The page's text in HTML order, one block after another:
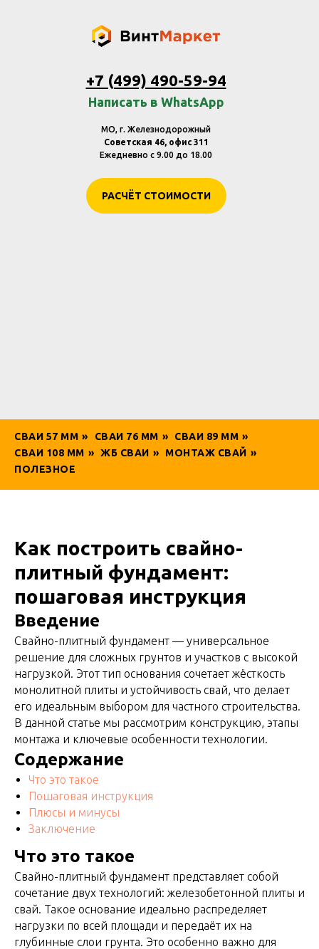
+7 (499) 490-59-94
Написать в WhatsApp
МО, г. Железнодорожный
Советская 46, офис 311
Ежедневно с 9.00 до 18.00
РАСЧЁТ СТОИМОСТИ
СВАИ 57 ММ » СВАИ 76 ММ » СВАИ 89 ММ »
СВАИ 108 ММ » ЖБ СВАИ » МОНТАЖ СВАЙ »
ПОЛЕЗНОЕ
Как построить свайно-
плитный фундамент:
пошаговая инструкция
Введение
Свайно-плитный фундамент — универсальное
решение для сложных грунтов и участков с высокой
нагрузкой. Этот тип основания сочетает жёсткость
монолитной плиты и устойчивость свай, что делает
его идеальным выбором для частного строительства.
В данной статье мы рассмотрим конструкцию, этапы
монтажа и ключевые особенности технологии.
Содержание
Что это такое
Пошаговая инструкция
Плюсы и минусы
Заключение
Что это такое
Свайно-плитный фундамент представляет собой
сочетание двух технологий: железобетонной плиты и
свай. Такое основание идеально распределяет
нагрузки по всей площади и передаёт их на
глубинные слои грунта. Это особенно важно для